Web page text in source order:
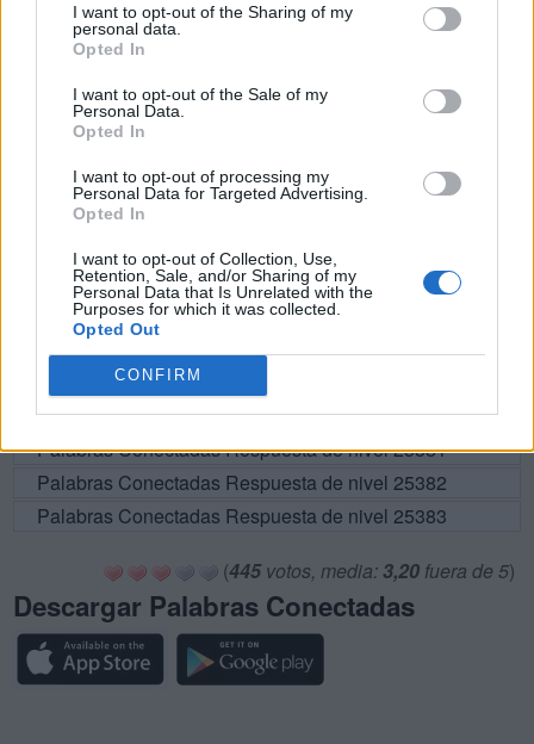
I want to opt-out of the Sharing of my
personal data.
Opted In
I want to opt-out of the Sale of my
Personal Data.
Opted In
I want to opt-out of processing my
Personal Data for Targeted Advertising.
Opted In
I want to opt-out of Collection, Use,
Retention, Sale, and/or Sharing of my
Personal Data that Is Unrelated with the
Purposes for which it was collected.
Opted Out
CONFIRM
BUSCAR MÁS
Por favor seleccione los niveles:
Palabras Conectadas Respuesta de nivel 25373
Palabras Conectadas Respuesta de nivel 25374
Palabras Conectadas Respuesta de nivel 25375
Palabras Conectadas Respuesta de nivel 25376
Palabras Conectadas Respuesta de nivel 25377
Palabras Conectadas Respuesta de nivel 25378
Palabras Conectadas Respuesta de nivel 25379
Palabras Conectadas Respuesta de nivel 25380
Palabras Conectadas Respuesta de nivel 25381
Palabras Conectadas Respuesta de nivel 25382
Palabras Conectadas Respuesta de nivel 25383
(445votos, media: 3,20 fuera de 5)
Descargar Palabras Conectadas